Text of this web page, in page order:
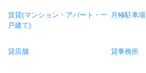
賃貸(マンション・アパート・一
戸建て)
月極駐車場
貸店舗 貸事務所